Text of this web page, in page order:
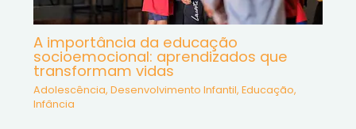
A importância da educação
socioemocional: aprendizados que
transformam vidas
Adolescência, Desenvolvimento Infantil, Educação,
Infância